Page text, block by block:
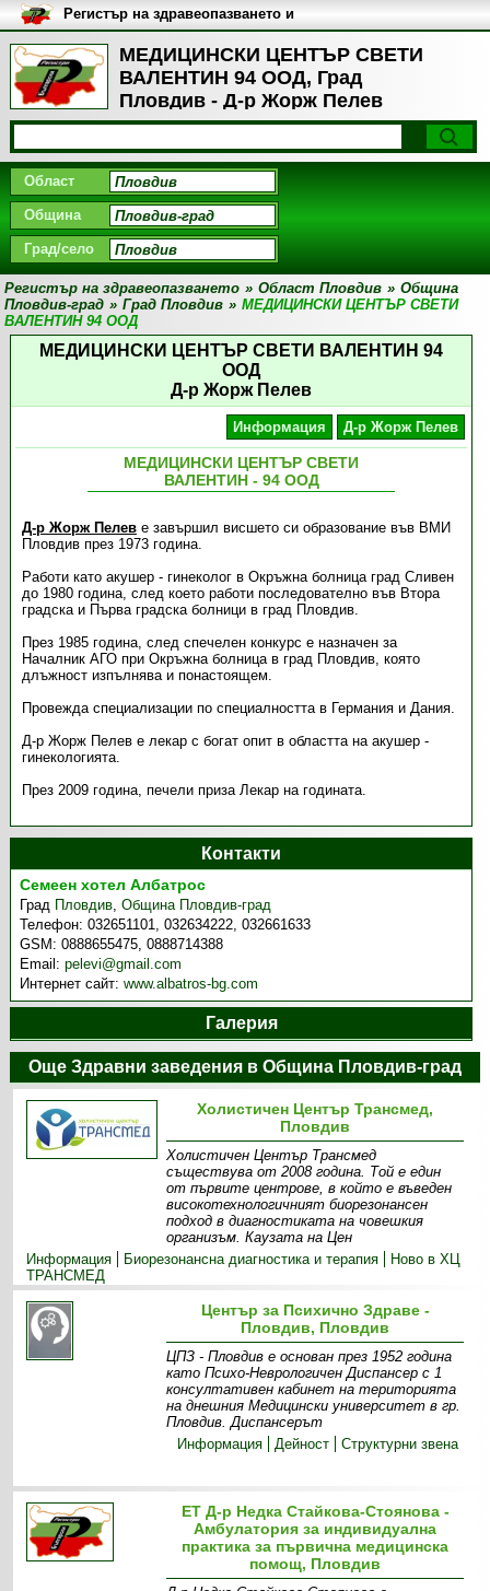
МЕДИЦИНСКИ ЦЕНТЪР СВЕТИ
ВАЛЕНТИН 94 ООД, Град
Пловдив - Д-р Жорж Пелев
Регистър на здравеопазването и
медицинските заведения в
България
Област
Община
Град/село
Регистър на здравеопазването » Област Пловдив » Община
Пловдив-град » Град Пловдив » МЕДИЦИНСКИ ЦЕНТЪР СВЕТИ
ВАЛЕНТИН 94 ООД
МЕДИЦИНСКИ ЦЕНТЪР СВЕТИ ВАЛЕНТИН 94
ООД
Д-р Жорж Пелев
Информация Д-р Жорж Пелев
МЕДИЦИНСКИ ЦЕНТЪР СВЕТИ
ВАЛЕНТИН - 94 ООД
Д-р Жорж Пелеве завършил висшето си образование във ВМИ
Пловдив през 1973 година.
Работи като акушер - гинеколог в Окръжна болница град Сливен
до 1980 година, след което работи последователно във Втора
градска и Първа градска болници в град Пловдив.
През 1985 година, след спечелен конкурс е назначен за
Началник АГО при Окръжна болница в град Пловдив, която
длъжност изпълнява и понастоящем.
Провежда специализации по специалността в Германия и Дания.
Д-р Жорж Пелев е лекар с богат опит в областта на акушер -
гинекологията.
През 2009 година, печели приза Лекар на годината.
Контакти
Семеен хотел Албатрос
Град Пловдив,Община Пловдив-град
Телефон:032651101, 032634222, 032661633
GSM:0888655475, 0888714388
Email:pelevi@gmail.com
Интернет сайт:www.albatros-bg.com
Галерия
Още Здравни заведения в Община Пловдив-град
Холистичен Център Трансмед,
Пловдив
Холистичен Център Трансмед
съществува от 2008 година. Той е един
от първите центрове, в който е въведен
високотехнологичният биорезонансен
подход в диагностиката на човешкия
организъм. Каузата на Цен
Информация
Биорезонансна диагностика и терапия
Ново в ХЦ
ТРАНСМЕД
Център за Психично Здраве -
Пловдив, Пловдив
ЦПЗ - Пловдив е основан през 1952 година
като Психо-Неврологичен Диспансер с 1
консултативен кабинет на територията
на днешния Медицински университет в гр.
Пловдив. Диспансерът
Информация
Дейност Структурни звена
ЕТ Д-р Недка Стайкова-Стоянова -
Амбулатория за индивидуална
практика за първична медицинска
помощ, Пловдив